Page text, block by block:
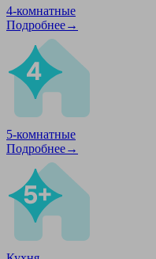
4-комнатные
Подробнее→
5-комнатные
Подробнее→